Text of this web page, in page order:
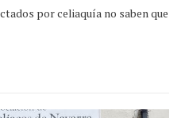
por celiaquía no saben que